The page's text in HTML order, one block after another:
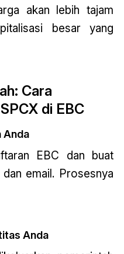
akan lebih tajam
besar yang
Cara
di EBC
Anda
EBC dan buat
email. Prosesnya
Anda